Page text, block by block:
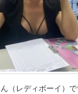
（レディボーイ）で